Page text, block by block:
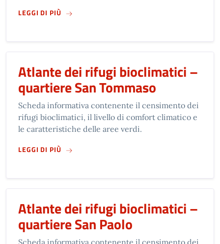
LEGGI DI PIÙSUATLANTE DEI RIFUGI BIOCLIMATICI –
Atlante dei rifugi bioclimatici –
quartiere San Tommaso
Scheda informativa contenente il censimento dei
rifugi bioclimatici, il livello di comfort climatico e
le caratteristiche delle aree verdi.
LEGGI DI PIÙSUATLANTE DEI RIFUGI BIOCLIMATICI –
Atlante dei rifugi bioclimatici –
quartiere San Paolo
Scheda informativa contenente il censimento dei